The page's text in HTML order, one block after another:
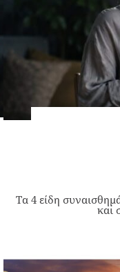
Τα 4 είδη
και